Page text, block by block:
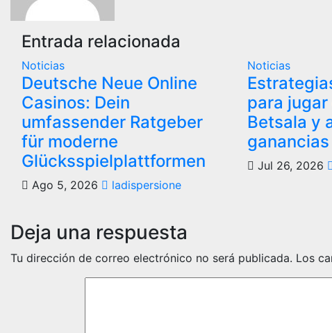
Entrada relacionada
Noticias
Deutsche Neue Online
Casinos: Dein
umfassender Ratgeber
für moderne
Glücksspielplattformen
Ago 5, 2026 ladispersione
Noticias
para
Betsala y
ganancias
Jul 26, 2026
Deja una respuesta
Tu dirección de correo electrónico no será publicada. Los